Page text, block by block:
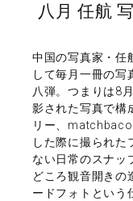
八月 任航
中国の写真家・任
して毎月一冊の写
八弾。つまりは8
影された写真で構
リー、
した際に撮られた
ない日常のスナッ
どころ観音開きの
ードフォトという